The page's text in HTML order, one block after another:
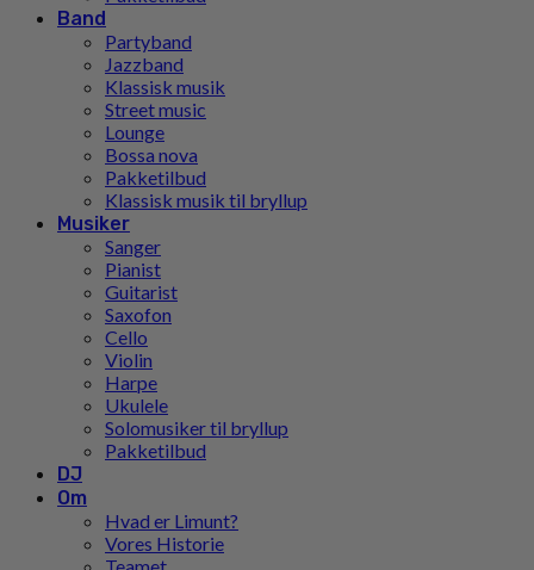
Band
Partyband
Jazzband
Klassisk musik
Street music
Lounge
Bossa nova
Pakketilbud
Klassisk musik til bryllup
Musiker
Sanger
Pianist
Guitarist
Saxofon
Cello
Violin
Harpe
Ukulele
Solomusiker til bryllup
Pakketilbud
DJ
Om
Hvad er Limunt?
Vores Historie